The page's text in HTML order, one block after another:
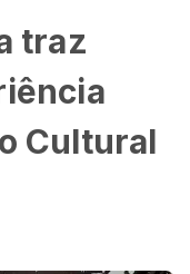
traz
Cultural